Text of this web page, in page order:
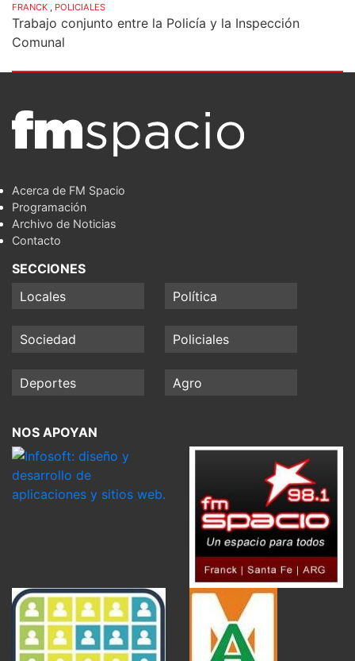
FRANCK , POLICIALES
Trabajo conjunto entre la Policía y la Inspección
Comunal
Acerca de FM Spacio
Programación
Archivo de Noticias
Contacto
SECCIONES
Locales
Política
Sociedad Policiales
Deportes Agro
NOS APOYAN